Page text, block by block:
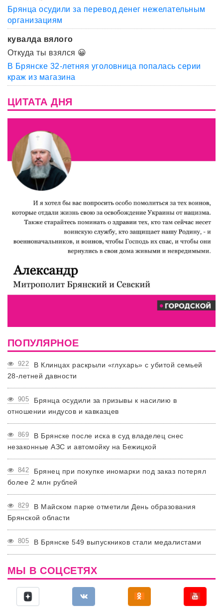
Брянца осудили за перевод денег нежелательным
организациям
кувалда вялого
Откуда ты взялся 😀
В Брянске 32-летняя уголовница попалась серии
краж из магазина
ЦИТАТА ДНЯ
ПОПУЛЯРНОЕ
922
В Клинцах раскрыли «глухарь» с убитой семьей
28-летней давности
905
Брянца осудили за призывы к насилию в
отношении индусов и кавказцев
869
В Брянске после иска в суд владелец снес
незаконные АЗС и автомойку на Бежицкой
842
Брянец при покупке иномарки под заказ потерял
более 2 млн рублей
829
В Майском парке отметили День образования
Брянской области
805 В Брянске 549 выпускников стали медалистами
МЫ В СОЦСЕТЯХ